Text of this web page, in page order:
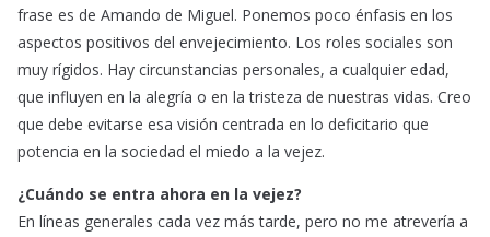
frase es de Amando de Miguel. Ponemos poco énfasis en los
aspectos positivos del envejecimiento. Los roles sociales son
muy rígidos. Hay circunstancias personales, a cualquier edad,
que influyen en la alegría o en la tristeza de nuestras vidas. Creo
que debe evitarse esa visión centrada en lo deficitario que
potencia en la sociedad el miedo a la vejez.
¿Cuándo se entra ahora en la vejez?
En líneas generales cada vez más tarde, pero no me atrevería a